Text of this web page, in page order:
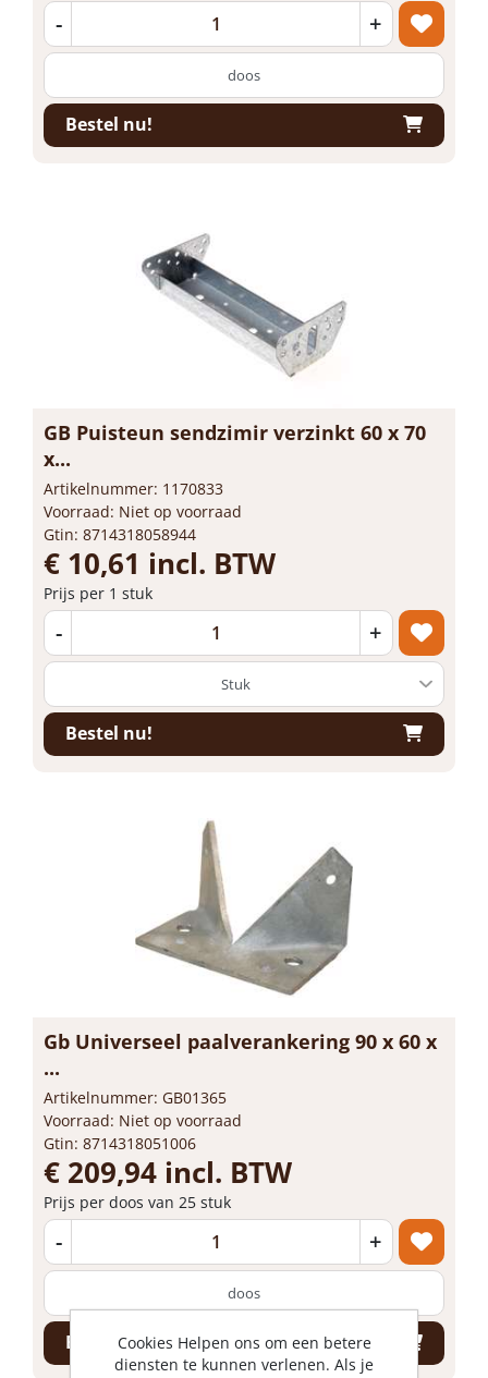
- +
doos
Bestel nu!
GB Puisteun sendzimir verzinkt 60 x 70
x...
Artikelnummer: 1170833
Voorraad: Niet op voorraad
Gtin: 8714318058944
€ 10,61 incl. BTW
Prijs per 1 stuk
- +
Bestel nu!
Gb Universeel paalverankering 90 x 60 x
...
Artikelnummer: GB01365
Voorraad: Niet op voorraad
Gtin: 8714318051006
€ 209,94 incl. BTW
Prijs per doos van 25 stuk
- +
doos
Bestel nu!Cookies Helpen ons om een betere
diensten te kunnen verlenen. Als je